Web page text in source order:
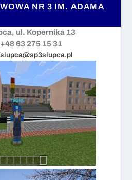
NR 3 IM. ADAMA
ul. Kopernika 13
63 275 15 31